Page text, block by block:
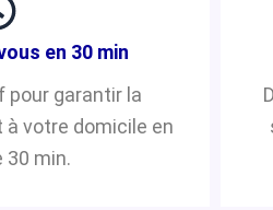
en 30 min
pour garantir la
à votre domicile en
30 min.